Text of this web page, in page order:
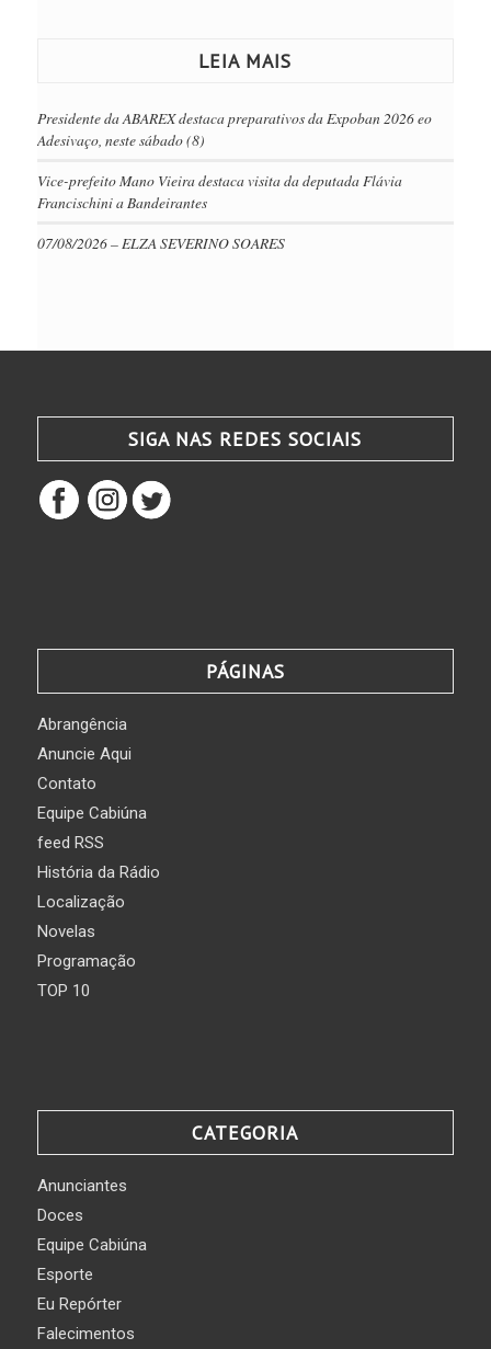
LEIA MAIS
Presidente da ABAREX destaca preparativos da Expoban 2026 eo
Adesivaço, neste sábado (8)
Vice-prefeito Mano Vieira destaca visita da deputada Flávia
Francischini a Bandeirantes
07/08/2026 – ELZA SEVERINO SOARES
SIGA NAS REDES SOCIAIS
PÁGINAS
Abrangência
Anuncie Aqui
Contato
Equipe Cabiúna
feed RSS
História da Rádio
Localização
Novelas
Programação
TOP 10
CATEGORIA
Anunciantes
Doces
Equipe Cabiúna
Esporte
Eu Repórter
Falecimentos